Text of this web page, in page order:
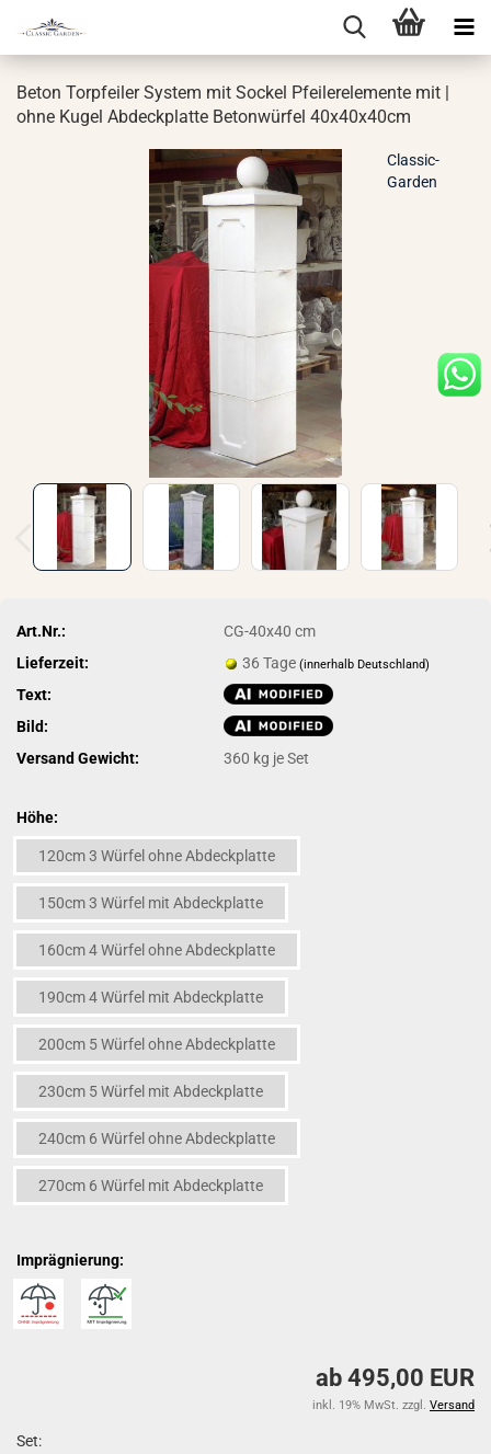
Beton Tor­pfei­ler Sys­tem mit So­ckel Pfei­ler­ele­men­te mit |
ohne Kugel Ab­deck­plat­te Be­ton­wür­fel 40x40x40cm
Classic-
Garden
Art.Nr.:
CG-40x40 cm
Lieferzeit:
36 Tage(innerhalb Deutschland)
Text:
Bild:
Versand Gewicht:
360 kg je Set
Höhe:
120cm 3 Würfel ohne Abdeckplatte
150cm 3 Würfel mit Abdeckplatte
160cm 4 Würfel ohne Abdeckplatte
190cm 4 Würfel mit Abdeckplatte
200cm 5 Würfel ohne Abdeckplatte
230cm 5 Würfel mit Abdeckplatte
240cm 6 Würfel ohne Abdeckplatte
270cm 6 Würfel mit Abdeckplatte
Imprägnierung:
ab 495,00 EUR
inkl. 19% MwSt. zzgl. Versand
Set: